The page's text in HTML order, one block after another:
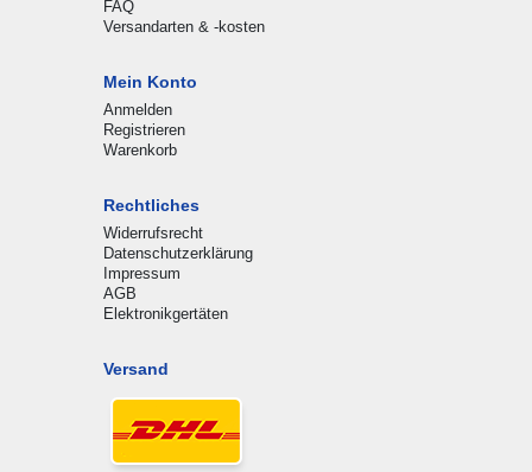
FAQ
Versandarten & -kosten
Mein Konto
Anmelden
Registrieren
Warenkorb
Rechtliches
Widerrufsrecht
Datenschutzerklärung
Impressum
AGB
Elektronikgertäten
Versand